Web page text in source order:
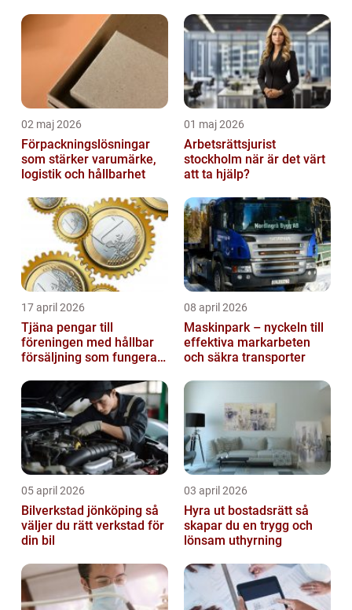
02 maj 2026
Förpackningslösningar
som stärker varumärke,
logistik och hållbarhet
01 maj 2026
Arbetsrättsjurist
stockholm när är det värt
att ta hjälp?
17 april 2026
Tjäna pengar till
föreningen med hållbar
försäljning som fungerar
08 april 2026
Maskinpark – nyckeln till
effektiva markarbeten
och säkra transporter
05 april 2026
Bilverkstad jönköping så
väljer du rätt verkstad för
din bil
03 april 2026
Hyra ut bostadsrätt så
skapar du en trygg och
lönsam uthyrning